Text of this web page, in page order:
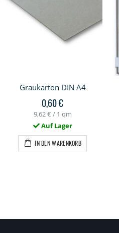
Graukarton DIN A4
0,60 €
9,62 € / 1 qm
Auf Lager
IN DEN WARENKORB